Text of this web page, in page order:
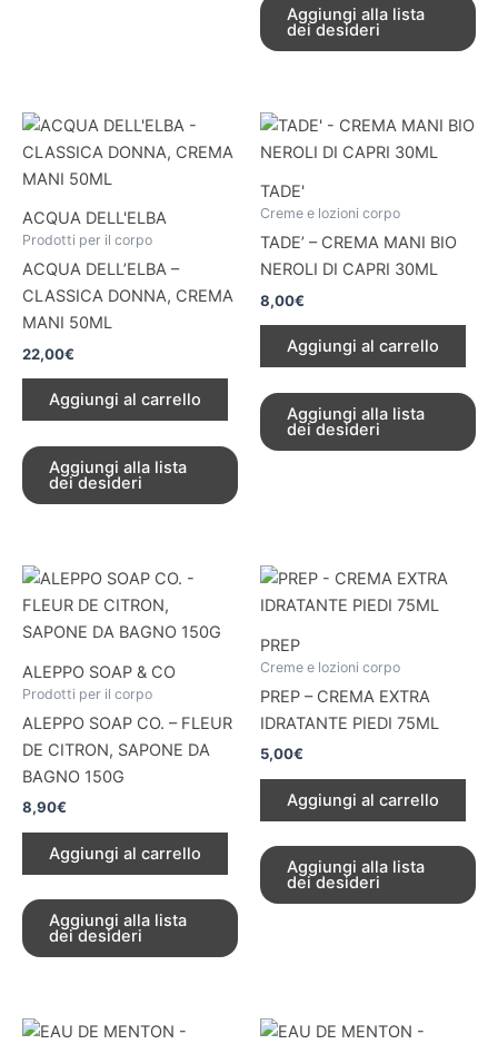
Aggiungi alla lista
dei desideri
ACQUA DELL'ELBA
Prodotti per il corpo
ACQUA DELL’ELBA –
CLASSICA DONNA, CREMA
MANI 50ML
22,00€
Aggiungi al carrello
Aggiungi alla lista
dei desideri
TADE'
Creme e lozioni corpo
TADE’ – CREMA MANI BIO
NEROLI DI CAPRI 30ML
8,00€
Aggiungi al carrello
Aggiungi alla lista
dei desideri
ALEPPO SOAP & CO
Prodotti per il corpo
ALEPPO SOAP CO. – FLEUR
DE CITRON, SAPONE DA
BAGNO 150G
8,90€
Aggiungi al carrello
Aggiungi alla lista
dei desideri
PREP
Creme e lozioni corpo
PREP – CREMA EXTRA
IDRATANTE PIEDI 75ML
5,00€
Aggiungi al carrello
Aggiungi alla lista
dei desideri